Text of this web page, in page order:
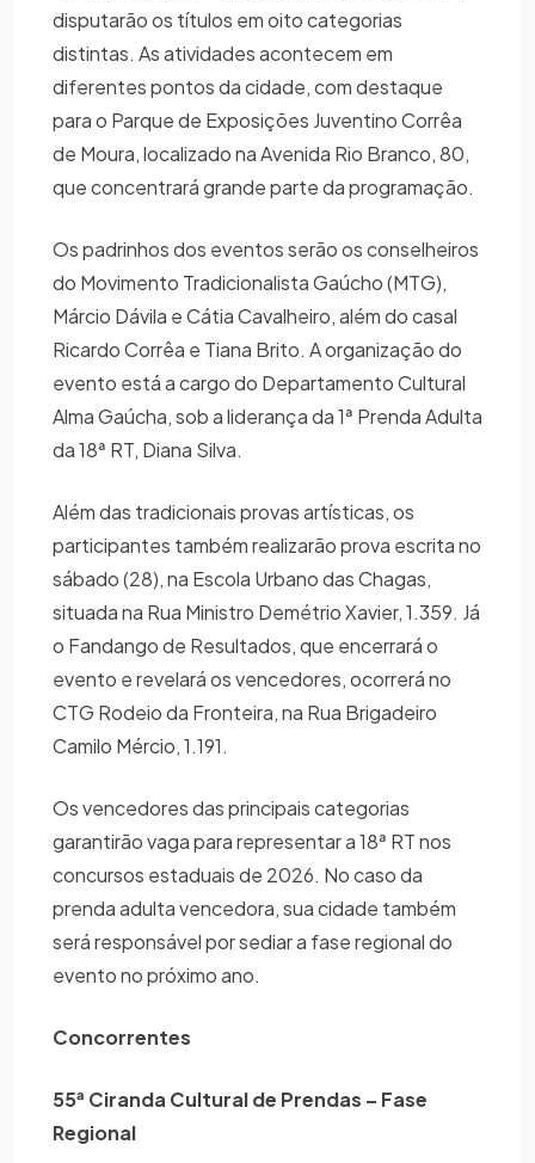
disputarão os títulos em oito categorias
distintas. As atividades acontecem em
diferentes pontos da cidade, com destaque
para o Parque de Exposições Juventino Corrêa
de Moura, localizado na Avenida Rio Branco, 80,
que concentrará grande parte da programação.
Os padrinhos dos eventos serão os conselheiros
do Movimento Tradicionalista Gaúcho (MTG),
Márcio Dávila e Cátia Cavalheiro, além do casal
Ricardo Corrêa e Tiana Brito. A organização do
evento está a cargo do Departamento Cultural
Alma Gaúcha, sob a liderança da 1ª Prenda Adulta
da 18ª RT, Diana Silva.
Além das tradicionais provas artísticas, os
participantes também realizarão prova escrita no
sábado (28), na Escola Urbano das Chagas,
situada na Rua Ministro Demétrio Xavier, 1.359. Já
o Fandango de Resultados, que encerrará o
evento e revelará os vencedores, ocorrerá no
CTG Rodeio da Fronteira, na Rua Brigadeiro
Camilo Mércio, 1.191.
Os vencedores das principais categorias
garantirão vaga para representar a 18ª RT nos
concursos estaduais de 2026. No caso da
prenda adulta vencedora, sua cidade também
será responsável por sediar a fase regional do
evento no próximo ano.
Concorrentes
55ª Ciranda Cultural de Prendas – Fase
Regional